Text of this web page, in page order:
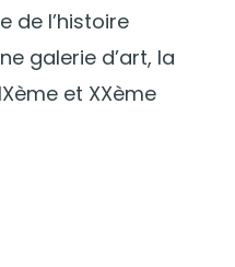
de l’histoire
galerie d’art, la
et XXème